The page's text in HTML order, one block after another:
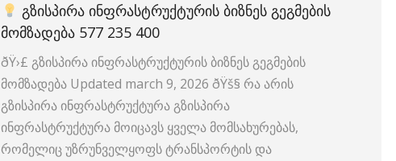
ᲒᲖᲘᲡᲞᲘᲠᲐ ᲘᲜᲤᲠᲐᲡᲢᲠᲣᲥᲢᲣᲠᲘᲡ ᲑᲘᲖᲜᲔᲡ ᲒᲔᲒᲛᲔᲑᲘᲡ
ᲛᲝᲛᲖᲐᲓᲔᲑᲐ 577 235 400
ðŸ›£ გზისპირა ინფრასტრუქტურის ბიზნეს გეგმების
მომზადება Updated march 9, 2026 ðŸš§ რა არის
გზისპირა ინფრასტრუქტურა გზისპირა
ინფრასტრუქტურა მოიცავს ყველა მომსახურებას,
რომელიც უზრუნველყოფს ტრანსპორტის და